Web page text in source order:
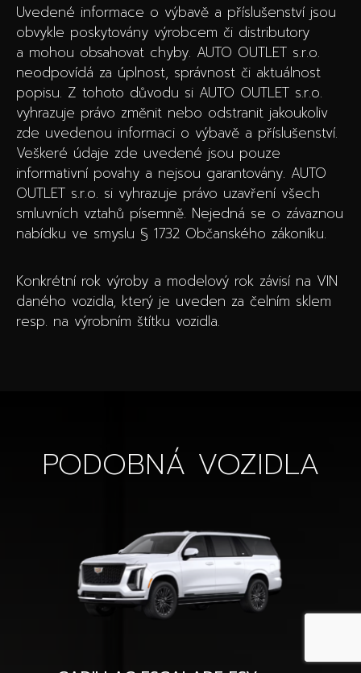
Uvedené informace o výbavě a příslušenství jsou
obvykle poskytovány výrobcem či distributory
a mohou obsahovat chyby. AUTO OUTLET s.r.o.
neodpovídá za úplnost, správnost či aktuálnost
popisu. Z tohoto důvodu si AUTO OUTLET s.r.o.
vyhrazuje právo změnit nebo odstranit jakoukoliv
zde uvedenou informaci o výbavě a příslušenství.
Veškeré údaje zde uvedené jsou pouze
informativní povahy a nejsou garantovány. AUTO
OUTLET s.r.o. si vyhrazuje právo uzavření všech
smluvních vztahů písemně. Nejedná se o závaznou
nabídku ve smyslu § 1732 Občanského zákoníku.
Konkrétní rok výroby a modelový rok závisí na VIN
daného vozidla, který je uveden za čelním sklem
resp. na výrobním štítku vozidla.
PODOBNÁ VOZIDLA